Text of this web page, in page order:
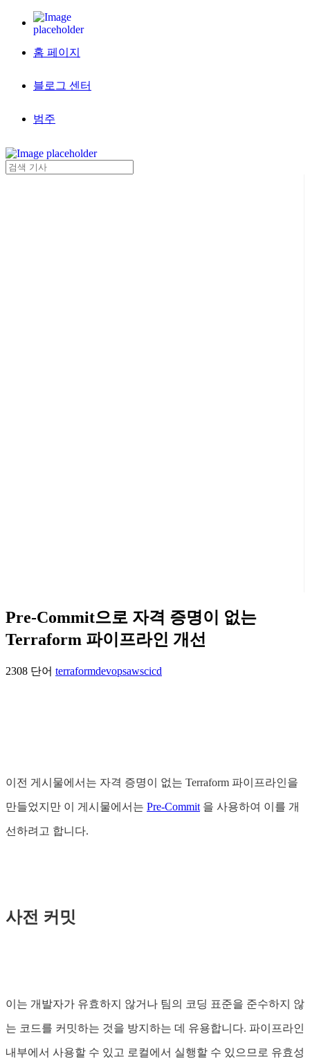
홈 페이지
블로그 센터
범주
Pre-Commit으로 자격 증명이 없는
Terraform 파이프라인 개선
2308 단어 terraformdevopsawscicd
이전 게시물에서는 자격 증명이 없는 Terraform 파이프라인을
만들었지만 이 게시물에서는 Pre-Commit 을 사용하여 이를 개
선하려고 합니다.
사전 커밋
이는 개발자가 유효하지 않거나 팀의 코딩 표준을 준수하지 않
는 코드를 커밋하는 것을 방지하는 데 유용합니다. 파이프라인
내부에서 사용할 수 있고 로컬에서 실행할 수 있으므로 유효성